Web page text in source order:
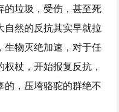
的垃圾，受伤，甚至死
自然的反抗其实早就拉
生物灭绝加速，对于任
杖，开始报复反抗，
的，压垮骆驼的群绝不